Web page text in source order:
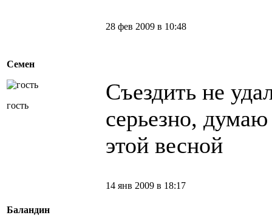
Семен
гость
28 фев 2009 в 10:48
Съездить не
серьезно,
этой весной
Баландин
14 янв 2009 в 18:17